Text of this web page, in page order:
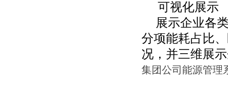
可视化展示
展示企业各
分项能耗占比
况，并三维展
集团公司能源管理